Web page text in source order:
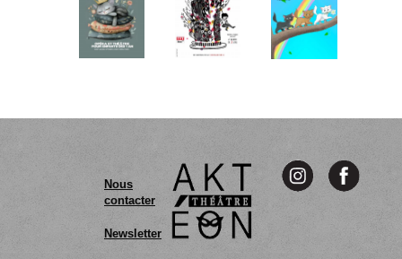
Nous
contacter
Newsletter